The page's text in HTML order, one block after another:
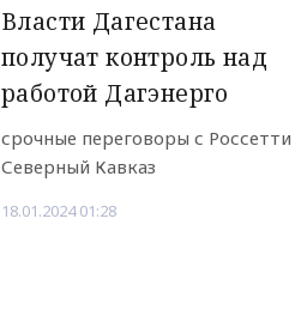
Власти Дагестана
получат контроль над
работой Дагэнерго
срочные переговоры с Россетти
Северный Кавказ
18.01.2024 01:28